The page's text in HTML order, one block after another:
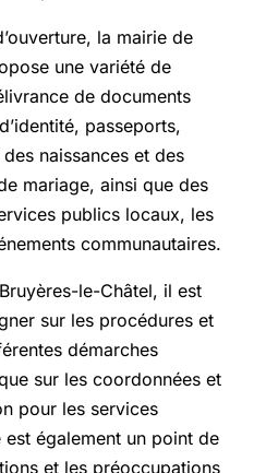
la mairie de
une variété de
de documents
passeports,
naissances et des
mariage, ainsi que des
publics locaux, les
communautaires.
le-Châtel, il est
sur les procédures et
démarches
sur les coordonnées et
pour les services
également un point de
et les préoccupations